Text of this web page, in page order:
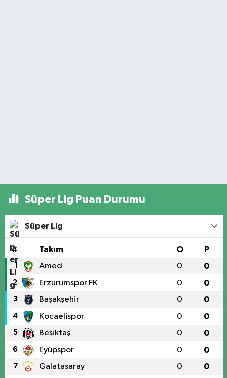
Süper Lig Puan Durumu
Süper Lig
# Takım O P
1 Amed 0 0
2 Erzurumspor FK 0 0
3 Başakşehir 0 0
4 Kocaelispor 0 0
5 Beşiktaş 0 0
6 Eyüpspor 0 0
7 Galatasaray 0 0